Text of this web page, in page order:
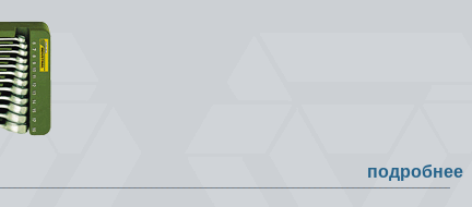
подробнее